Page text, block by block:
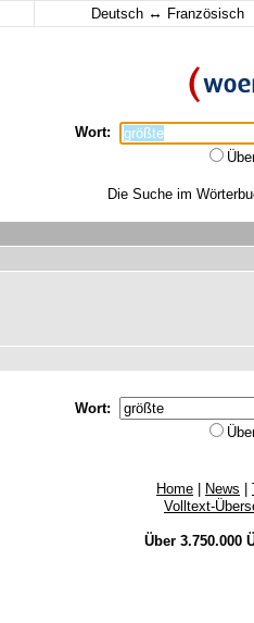
Deutsch ↔ Französisch
Wort:
Die Suche im
Wort:
Home News
Volltext-
Über 3.750.000